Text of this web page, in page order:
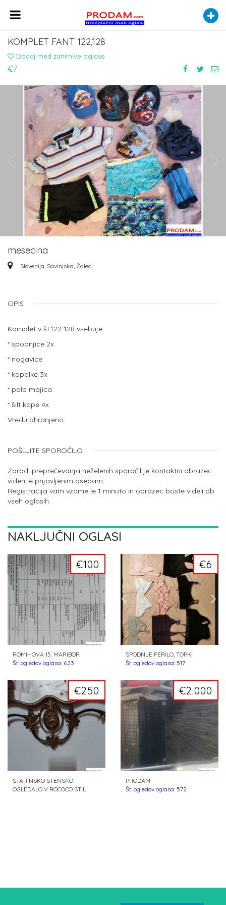
KOMPLET FANT 122,128
Dodaj med zanimive oglase
€7
mesecina
Slovenija, Savinjska, Žalec,
OPIS
Komplet v št.122-128 vsebuje:
* spodnjice 2x
* nogavice
* kopalke 3x
* polo majica
* šilt kape 4x
Vredu ohranjeno.
POŠLJITE SPOROČILO
Zaradi preprečevanja neželenih sporočil je kontaktni obrazec
viden le prijavljenim osebam.
Registracija vam vzame le 1 minuto in obrazec boste videli ob
vseh oglasih.
NAKLJUČNI OGLASI
€100
ROMIHOVA 15. MARIBOR
Št. ogledov oglasa: 623
€6
SPODNJE PERILO, TOPKI
Št. ogledov oglasa: 517
€250
STARINSKO STENSKO
OGLEDALO V ROCOCO STIL
€2.000
PRODAM
Št. ogledov oglasa: 572